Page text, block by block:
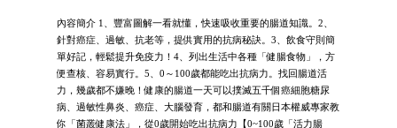
內容簡介 1、豐富圖解一看就懂，快速吸收重要的腸道知識。2、
針對癌症、過敏、抗老等，提供實用的抗病秘訣。3、飲食守則簡
單好記，輕鬆提升免疫力！4、列出生活中各種「健腸食物」，方
便查核、容易實行。5、0～100歲都能吃出抗病力。找回腸道活
力，幾歲都不嫌晚！健康的腸道一天可以撲滅五千個癌細胞糖尿
病、過敏性鼻炎、癌症、大腦發育，都和腸道有關日本權威專家教
你「菌叢健康法」，從0歲開始吃出抗病力【0~100歲「活力腸